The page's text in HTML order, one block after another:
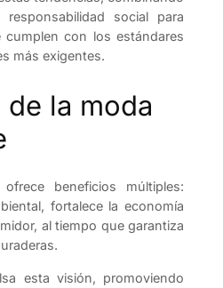
social para
cumplen con los estándares
más exigentes.
la moda
ofrece beneficios múltiples:
fortalece la economía
al tiempo que garantiza
esta visión, promoviendo